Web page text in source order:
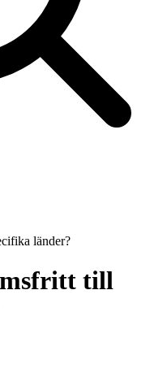
länder?
till